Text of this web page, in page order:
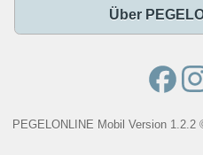
Über
PEGELONLINE Mobil Version 1.2.2